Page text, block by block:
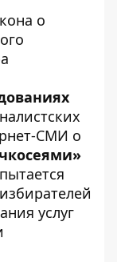
о
СМИ о
услуг